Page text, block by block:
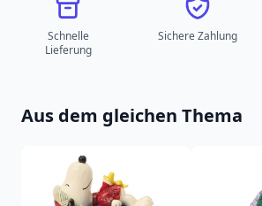
Schnelle
Lieferung
Sichere Zahlung
Aus dem gleichen Thema